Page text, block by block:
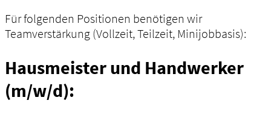
Für folgenden Positionen benötigen wir
Teamverstärkung (Vollzeit, Teilzeit, Minijobbasis):
Hausmeister und Handwerker
(m/w/d):